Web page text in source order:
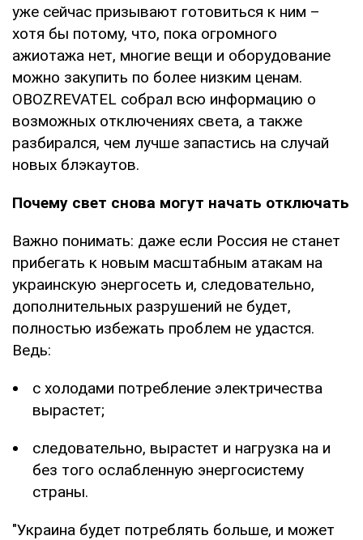
уже сейчас призывают готовиться к ним –
хотя бы потому, что, пока огромного
ажиотажа нет, многие вещи и оборудование
можно закупить по более низким ценам.
OBOZREVATEL собрал всю информацию о
возможных отключениях света, а также
разбирался, чем лучше запастись на случай
новых блэкаутов.
Почему свет снова могут начать отключать
Важно понимать: даже если Россия не станет
прибегать к новым масштабным атакам на
украинскую энергосеть и, следовательно,
дополнительных разрушений не будет,
полностью избежать проблем не удастся.
Ведь:
с холодами потребление электричества
вырастет;
следовательно, вырастет и нагрузка на и
без того ослабленную энергосистему
страны.
"Украина будет потреблять больше, и может